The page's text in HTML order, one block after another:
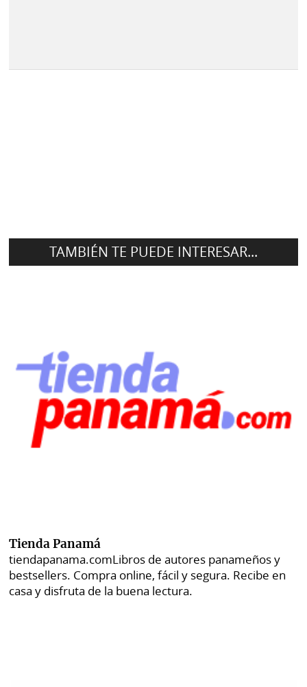
TAMBIÉN TE PUEDE INTERESAR...
Tienda Panamá
tiendapanama.comLibros de autores panameños y
bestsellers. Compra online, fácil y segura. Recibe en
casa y disfruta de la buena lectura.